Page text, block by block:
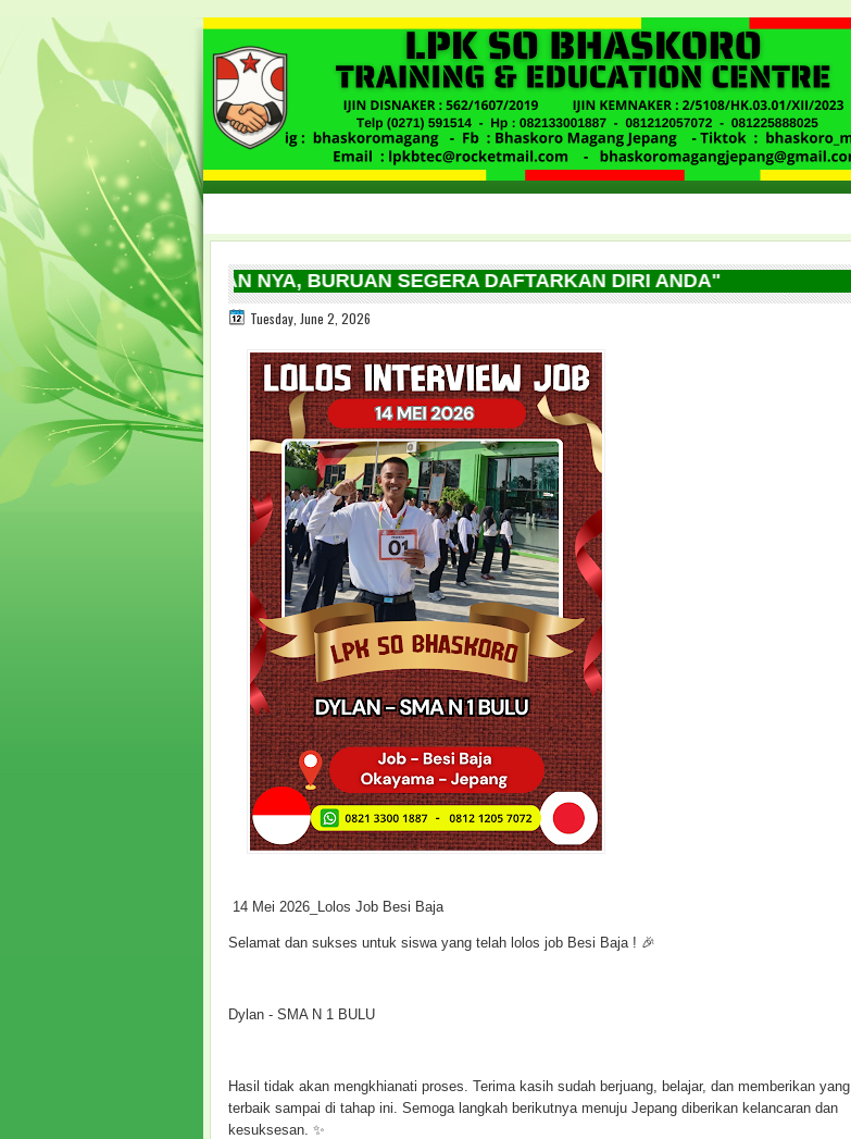
SETIAP BULAN NYA, BURUAN SEGERA DAFTARKAN DIRI ANDA"
Tuesday, June 2, 2026
14 Mei 2026_Lolos Job Besi Baja
Selamat dan sukses untuk siswa yang telah lolos job Besi Baja ! 🎉
Dylan - SMA N 1 BULU
Hasil tidak akan mengkhianati proses. Terima kasih sudah berjuang, belajar, dan memberikan yang
terbaik sampai di tahap ini. Semoga langkah berikutnya menuju Jepang diberikan kelancaran dan
kesuksesan. ✨